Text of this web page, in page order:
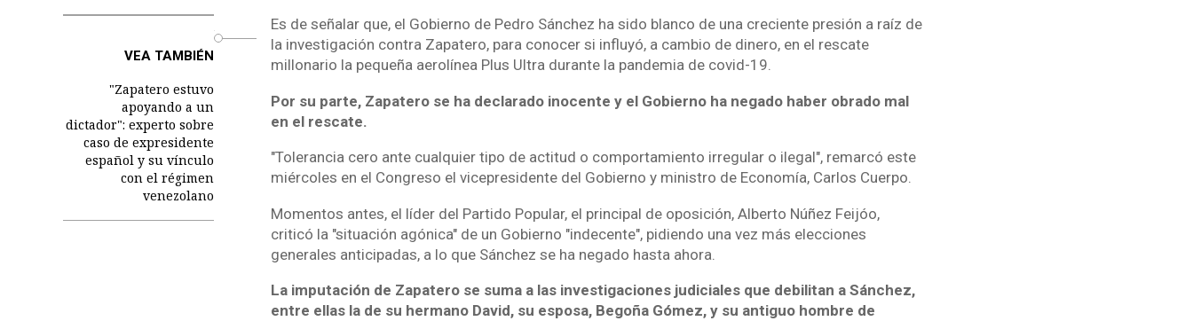
VEA TAMBIÉN
"Zapatero estuvo
apoyando a un
dictador": experto sobre
caso de expresidente
español y su vínculo
con el régimen
venezolano
Es de señalar que, el Gobierno de Pedro Sánchez ha sido blanco de una creciente presión a raíz de
la investigación contra Zapatero, para conocer si influyó, a cambio de dinero, en el rescate
millonario la pequeña aerolínea Plus Ultra durante la pandemia de covid-19.
Por su parte, Zapatero se ha declarado inocente y el Gobierno ha negado haber obrado mal
en el rescate.
"Tolerancia cero ante cualquier tipo de actitud o comportamiento irregular o ilegal", remarcó este
miércoles en el Congreso el vicepresidente del Gobierno y ministro de Economía, Carlos Cuerpo.
Momentos antes, el líder del Partido Popular, el principal de oposición, Alberto Núñez Feijóo,
criticó la "situación agónica" de un Gobierno "indecente", pidiendo una vez más elecciones
generales anticipadas, a lo que Sánchez se ha negado hasta ahora.
La imputación de Zapatero se suma a las investigaciones judiciales que debilitan a Sánchez,
entre ellas la de su hermano David, su esposa, Begoña Gómez, y su antiguo hombre de